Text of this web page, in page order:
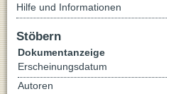
Hilfe und Informationen
Stöbern
Dokumentanzeige
Erscheinungsdatum
Autoren